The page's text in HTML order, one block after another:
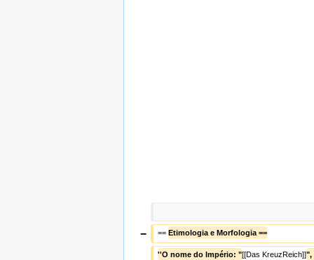
− == Etimologia e Morfologia ==
''O nome do Império: "[[Das KreuzReich]]",